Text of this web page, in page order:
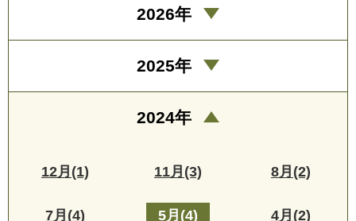
2026年
2025年
2024年
12月(1) 11月(3) 8月(2)
7月(4) 5月(4) 4月(2)